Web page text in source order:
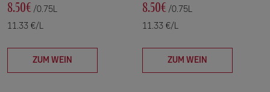
8.50€ /0.75L
11.33 €/L
ZUM WEIN
8.50€ /0.75L
11.33 €/L
ZUM WEIN